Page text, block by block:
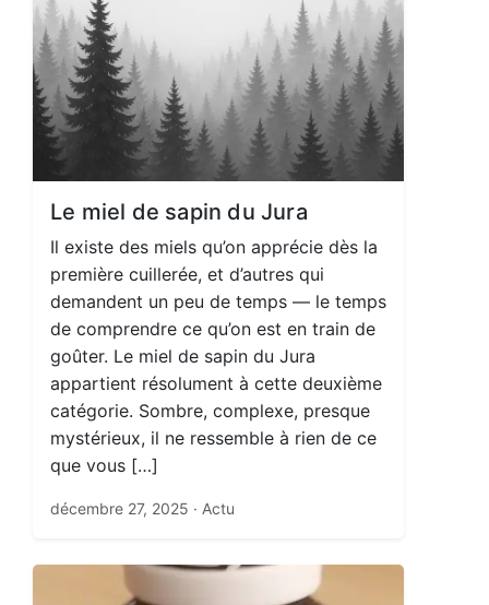
Le miel de sapin du Jura
Il existe des miels qu’on apprécie dès la
première cuillerée, et d’autres qui
demandent un peu de temps — le temps
de comprendre ce qu’on est en train de
goûter. Le miel de sapin du Jura
appartient résolument à cette deuxième
catégorie. Sombre, complexe, presque
mystérieux, il ne ressemble à rien de ce
que vous […]
décembre 27, 2025 · Actu